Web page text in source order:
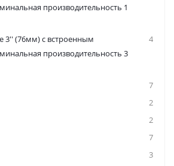
производительность 1
3'' (76мм) с встроенным
производительность 3
4
7
2
2
7
3